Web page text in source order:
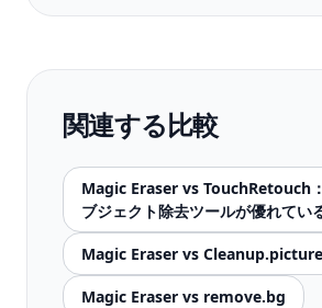
関連する比較
Magic Eraser vs TouchRetouch
ブジェクト除去ツールが優れてい
Magic Eraser vs
Magic Eraser vs remove.bg